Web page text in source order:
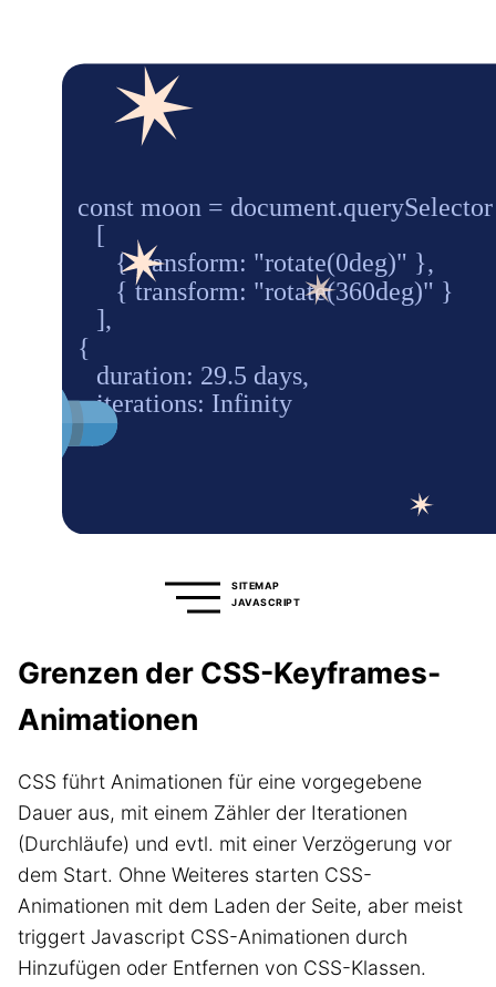
SITEMAP
JAVASCRIPT
Grenzen der CSS-Keyframes-
Animationen
CSS führt Animationen für eine vorgegebene
Dauer aus, mit einem Zähler der Iterationen
(Durchläufe) und evtl. mit einer Verzögerung vor
dem Start. Ohne Weiteres starten CSS-
Animationen mit dem Laden der Seite, aber meist
triggert Javascript CSS-Animationen durch
Hinzufügen oder Entfernen von CSS-Klassen.